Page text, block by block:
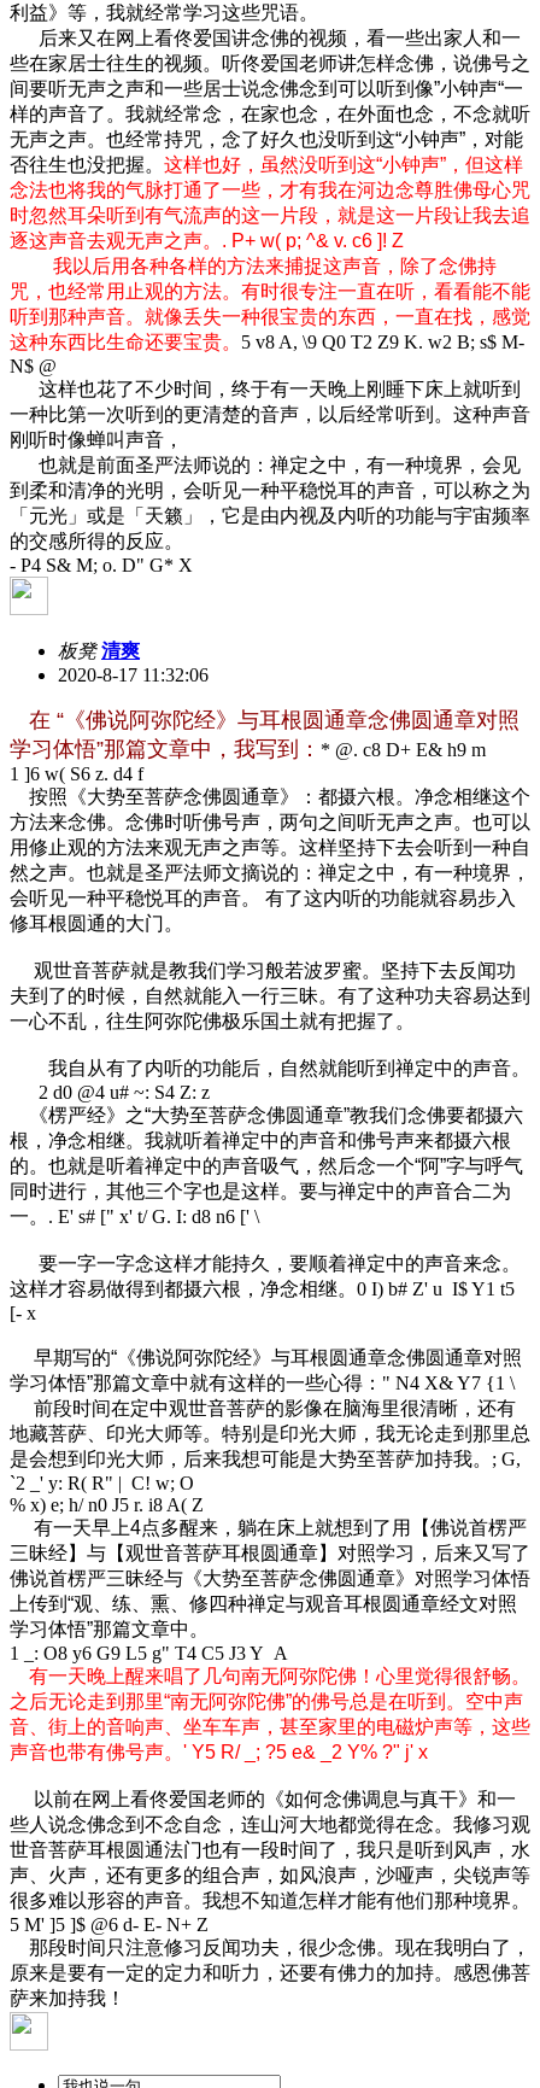
利益》等，我就经常学习这些咒语。
后来又在网上看佟爱国讲念佛的视频，看一些出家人和一
些在家居士往生的视频。听佟爱国老师讲怎样念佛，说佛号之
间要听无声之声和一些居士说念佛念到可以听到像”小钟声“一
样的声音了。我就经常念，在家也念，在外面也念，不念就听
无声之声。也经常持咒，念了好久也没听到这“小钟声”，对能
否往生也没把握。 这样也好，虽然没听到这“小钟声”，但这样
念法也将我的气脉打通了一些，才有我在河边念尊胜佛母心咒
时忽然耳朵听到有气流声的这一片段，就是这一片段让我去追
逐这声音去观无声之声。 . P+ w( p; ^& v. c6 ]! Z
我以后用各种各样的方法来捕捉这声音，除了念佛持
咒，也经常用止观的方法。有时很专注一直在听，看看能不能
听到那种声音。就像丢失一种很宝贵的东西，一直在找，感觉
这种东西比生命还要宝贵。 5 v8 A, \9 Q0 T2 Z9 K. w2 B; s$ M-
N$ @
这样也花了不少时间，终于有一天晚上刚睡下床上就听到
一种比第一次听到的更清楚的音声，以后经常听到。这种声音
刚听时像蝉叫声音，
也就是前面圣严法师说的：禅定之中，有一种境界，会见
到柔和清净的光明，会听见一种平稳悦耳的声音，可以称之为
「元光」或是「天籁」，它是由内视及内听的功能与宇宙频率
的交感所得的反应。
- P4 S& M; o. D" G* X
板凳 清爽
2020-8-17 11:32:06
在 “《佛说阿弥陀经》与耳根圆通章念佛圆通章对照
学习体悟”那篇文章中，我写到： * @. c8 D+ E& h9 m
1 ]6 w( S6 z. d4 f
按照《大势至菩萨念佛圆通章》：都摄六根。净念相继这个
方法来念佛。念佛时听佛号声，两句之间听无声之声。也可以
用修止观的方法来观无声之声等。这样坚持下去会听到一种自
然之声。也就是圣严法师文摘说的：禅定之中，有一种境界，
会听见一种平稳悦耳的声音。 有了这内听的功能就容易步入
修耳根圆通的大门。
观世音菩萨就是教我们学习般若波罗蜜。坚持下去反闻功
夫到了的时候，自然就能入一行三昧。有了这种功夫容易达到
一心不乱，往生阿弥陀佛极乐国土就有把握了。
我自从有了内听的功能后，自然就能听到禅定中的声音。
2 d0 @4 u# ~: S4 Z: z
《楞严经》之“大势至菩萨念佛圆通章”教我们念佛要都摄六
根，净念相继。我就听着禅定中的声音和佛号声来都摄六根
的。也就是听着禅定中的声音吸气，然后念一个“阿”字与呼气
同时进行，其他三个字也是这样。要与禅定中的声音合二为
一。 . E' s# [" x' t/ G. I: d8 n6 [' \
要一字一字念这样才能持久，要顺着禅定中的声音来念。
这样才容易做得到都摄六根，净念相继。 0 I) b# Z' u I$ Y1 t5
[- x
早期写的“《佛说阿弥陀经》与耳根圆通章念佛圆通章对照
学习体悟”那篇文章中就有这样的一些心得： " N4 X& Y7 {1 \
前段时间在定中观世音菩萨的影像在脑海里很清晰，还有
地藏菩萨、印光大师等。特别是印光大师，我无论走到那里总
是会想到印光大师，后来我想可能是大势至菩萨加持我。 ; G,
`2 _' y: R( R" | C! w; O
% x) e; h/ n0 J5 r. i8 A( Z
有一天早上4点多醒来，躺在床上就想到了用【佛说首楞严
三昧经】与【观世音菩萨耳根圆通章】对照学习，后来又写了
佛说首楞严三昧经与《大势至菩萨念佛圆通章》对照学习体悟
上传到“观、练、熏、修四种禅定与观音耳根圆通章经文对照
学习体悟”那篇文章中。
1 _: O8 y6 G9 L5 g" T4 C5 J3 Y A
有一天晚上醒来唱了几句南无阿弥陀佛！心里觉得很舒畅。
之后无论走到那里“南无阿弥陀佛”的佛号总是在听到。空中声
音、街上的音响声、坐车车声，甚至家里的电磁炉声等，这些
声音也带有佛号声。 ' Y5 R/ _; ?5 e& _2 Y% ?" j' x
以前在网上看佟爱国老师的《如何念佛调息与真干》和一
些人说念佛念到不念自念，连山河大地都觉得在念。我修习观
世音菩萨耳根圆通法门也有一段时间了，我只是听到风声，水
声、火声，还有更多的组合声，如风浪声，沙哑声，尖锐声等
很多难以形容的声音。我想不知道怎样才能有他们那种境界。
5 M' ]5 ]$ @6 d- E- N+ Z
那段时间只注意修习反闻功夫，很少念佛。现在我明白了，
原来是要有一定的定力和听力，还要有佛力的加持。感恩佛菩
萨来加持我！